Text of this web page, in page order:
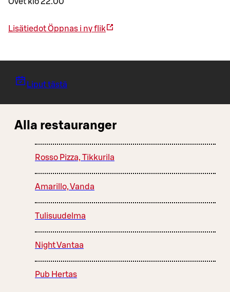
Ovet klo 22.00
LisätiedotÖppnas i ny flik
Liput tästä
Alla restauranger
Rosso Pizza, Tikkurila
Amarillo, Vanda
Tulisuudelma
Night Vantaa
Pub Hertas